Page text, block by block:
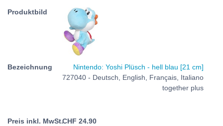
Nintendo: Yoshi Plüsch - hell blau [21 cm]
727040 - Deutsch, English, Français, Italiano
together plus
CHF 24.90